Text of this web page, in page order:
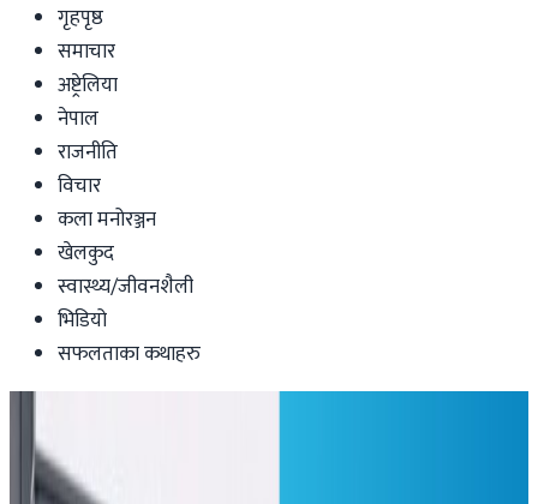
गृहपृष्ठ
समाचार
अष्ट्रेलिया
नेपाल
राजनीति
विचार
कला मनोरञ्जन
खेलकुद
स्वास्थ्य/जीवनशैली
भिडियो
सफलताका कथाहरु
चीनको सहयोग, नेपाली सेनालाई मेडिकल